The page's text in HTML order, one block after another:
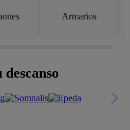
Armarios